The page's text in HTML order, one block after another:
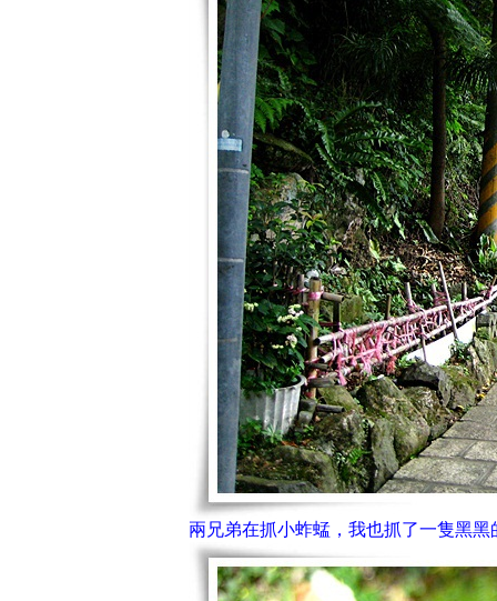
兩兄弟在抓小蚱蜢，我也抓了一隻黑